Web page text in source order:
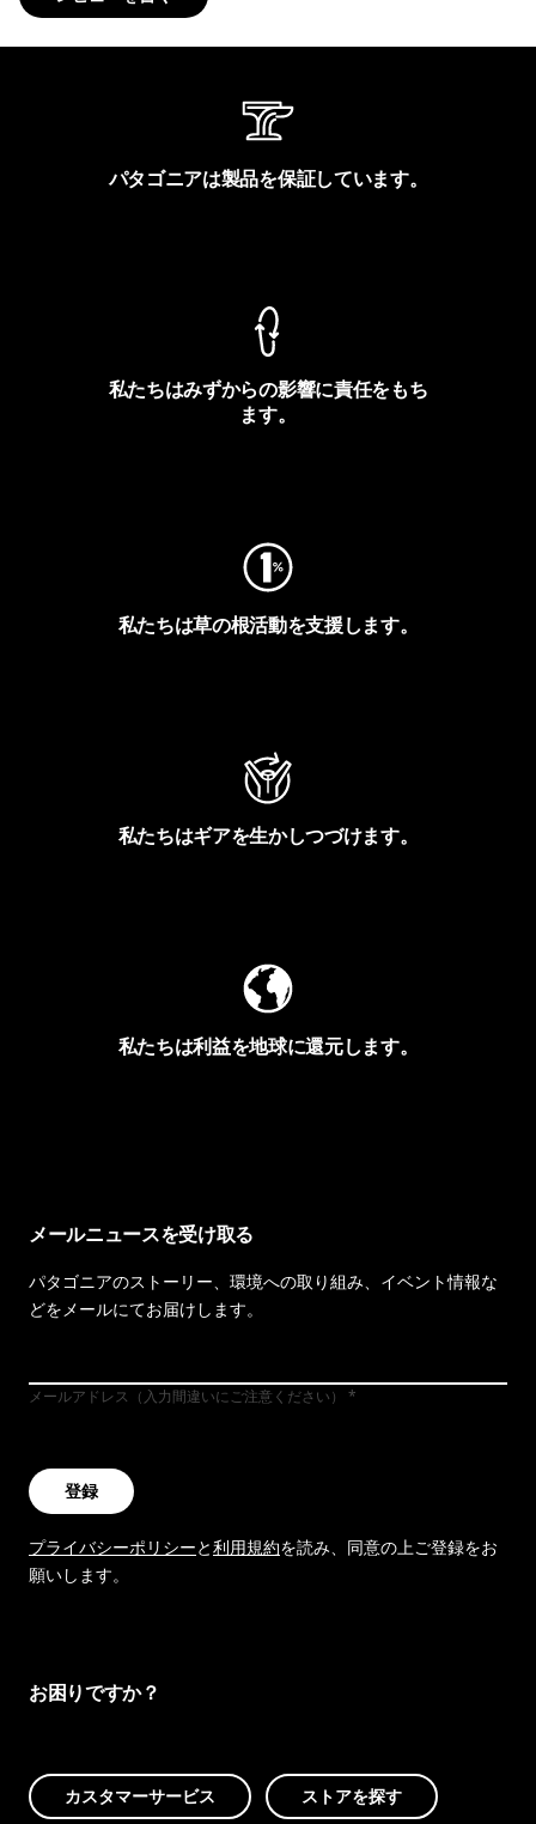
パタゴニアは製品を保証しています。
私たちはみずからの影響に責任をもち
ます。
私たちは草の根活動を支援します。
私たちはギアを生かしつづけます。
私たちは利益を地球に還元します。
メールニュースを受け取る
パタゴニアのストーリー、環境への取り組み、イベント情報な
どをメールにてお届けします。
メールアドレス（入力間違いにご注意ください）
登録
プライバシーポリシーと利用規約を読み、同意の上ご登録をお
願いします。
お困りですか？
カスタマーサービス ストアを探す